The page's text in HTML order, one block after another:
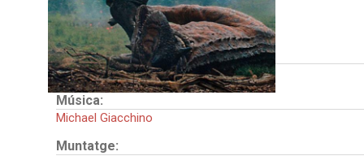
James Cromwell
Toby Jones
País:
Estats Units
Música:
Michael Giacchino
Muntatge: